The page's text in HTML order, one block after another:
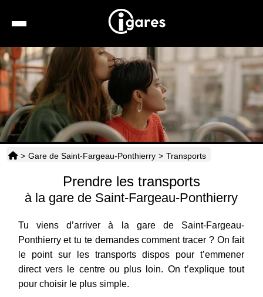
Recherche
Location de voiture
Hôtels
Taxis
Transports
> Gare de Saint-Fargeau-Ponthierry > Transports
Prendre les transports
à la gare de Saint-Fargeau-Ponthierry
Tu viens d’arriver à la gare de Saint-Fargeau-
Ponthierry et tu te demandes comment tracer ? On fait
le point sur les transports dispos pour t’emmener
direct vers le centre ou plus loin. On t’explique tout
pour choisir le plus simple.